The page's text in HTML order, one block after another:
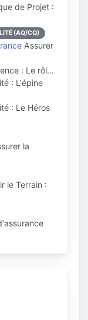
de Projet :
(AQ/CQ)
Assurer
: Le rôl…
: L'épine
: Le Héros
la
le Terrain :